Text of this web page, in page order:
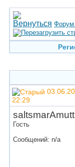
Форум
22:29
saltsmarAmutt
Гость
Сообщений: n/a